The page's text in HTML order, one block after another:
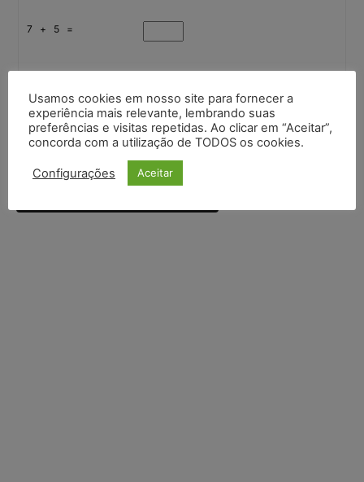
7 + 5 =
Usamos cookies em nosso site para fornecer a
experiência mais relevante, lembrando suas
preferências e visitas repetidas. Ao clicar em “Aceitar”,
concorda com a utilização de TODOS os cookies.
Configurações Aceitar